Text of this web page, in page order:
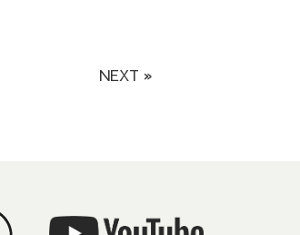
NEXT »